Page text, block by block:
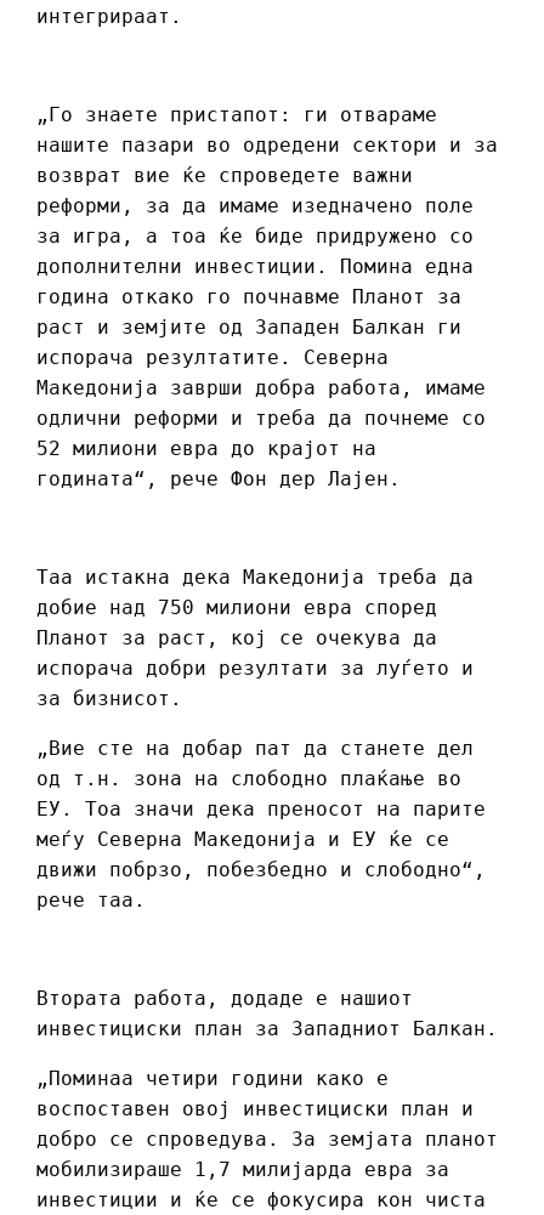
интегрираат.
„Го знаете пристапот: ги отвараме
нашите пазари во одредени сектори и за
возврат вие ќе спроведете важни
реформи, за да имаме изедначено поле
за игра, а тоа ќе биде придружено со
дополнителни инвестиции. Помина една
година откако го почнавме Планот за
раст и земјите од Западен Балкан ги
испорача резултатите. Северна
Македонија заврши добра работа, имаме
одлични реформи и треба да почнеме со
52 милиони евра до крајот на
годината“, рече Фон дер Лајен.
Таа истакна дека Македонија треба да
добие над 750 милиони евра според
Планот за раст, кој се очекува да
испорача добри резултати за луѓето и
за бизнисот.
„Вие сте на добар пат да станете дел
од т.н. зона на слободно плаќање во
ЕУ. Тоа значи дека преносот на парите
меѓу Северна Македонија и ЕУ ќе се
движи побрзо, побезбедно и слободно“,
рече таа.
Втората работа, додаде е нашиот
инвестициски план за Западниот Балкан.
„Поминаа четири години како е
воспоставен овој инвестициски план и
добро се спроведува. За земјата планот
мобилизираше 1,7 милијарда евра за
инвестиции и ќе се фокусира кон чиста